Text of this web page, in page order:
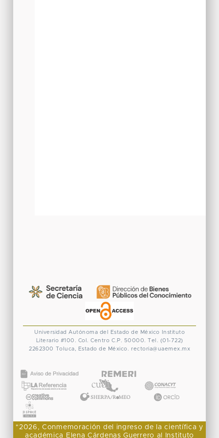
Universidad Autónoma del Estado de México
Instituto
Literario #100. Col. Centro C.P. 50000. Tel. (01-722)
2262300 Toluca, Estado de México. rectoria@uaemex.mx
"2026, Conmemoración del ingreso de la científica y
académica Elena Cárdenas Guerrero al Instituto